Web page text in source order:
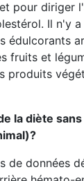
pour diriger
Il n'y a
édulcorants
fruits et
produits
la diète
de données